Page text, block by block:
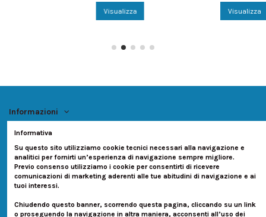
Informazioni
Contatti
Informativa
Su questo sito utilizziamo cookie tecnici necessari alla navigazione e
analitici per fornirti un’esperienza di navigazione sempre migliore.
Previo consenso utilizziamo i cookie per consentirti di ricevere
comunicazioni di marketing aderenti alle tue abitudini di navigazione e ai
tuoi interessi.
Chiudendo questo banner, scorrendo questa pagina, cliccando su un link
o proseguendo la navigazione in altra maniera, acconsenti all’uso dei